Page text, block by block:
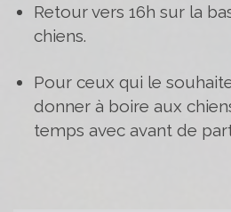
Retour vers 16h sur la
chiens.
Pour ceux qui le
donner à boire aux
temps avec avant de